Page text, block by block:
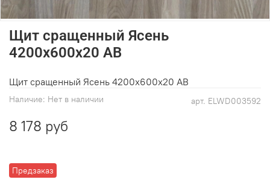
арт. ELWD003592
Наличие: Нет в наличии
Предзаказ
Щит сращенный Ясень
4200х600х20 АВ
8 178 руб
Щит сращенный Ясень 4200х600х20 АВ